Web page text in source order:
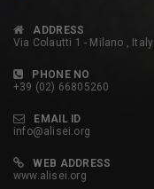
ADDRESS
Via Colautti 1 - Milano , Italy
PHONE NO
+39 (02) 66805260
EMAIL ID
info@alisei.org
WEB ADDRESS
www.alisei.org